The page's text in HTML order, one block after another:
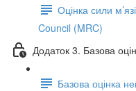
Оцінка сили
Council (MRC)
Додаток 3. Базова
Базова оцінка